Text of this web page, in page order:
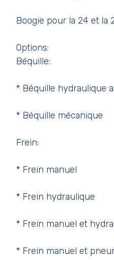
Boogie pour la 24 et la
Options:
Béquille:
* Béquille hydraulique
* Béquille mécanique
Frein:
* Frein manuel
* Frein hydraulique
* Frein manuel et
* Frein manuel et